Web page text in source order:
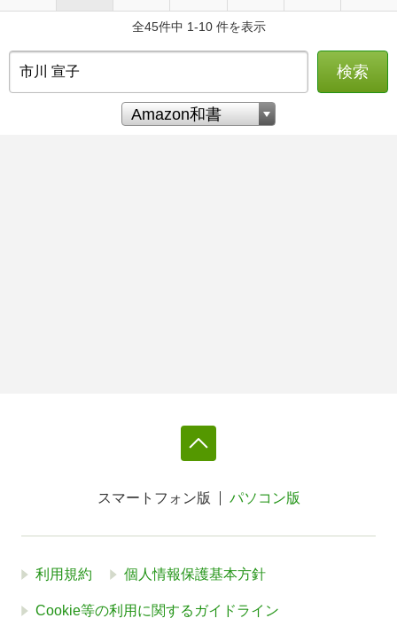
全45件中 1-10 件を表示
検索
スマートフォン版 パソコン版
利用規約 個人情報保護基本方針
Cookie等の利用に関するガイドライン